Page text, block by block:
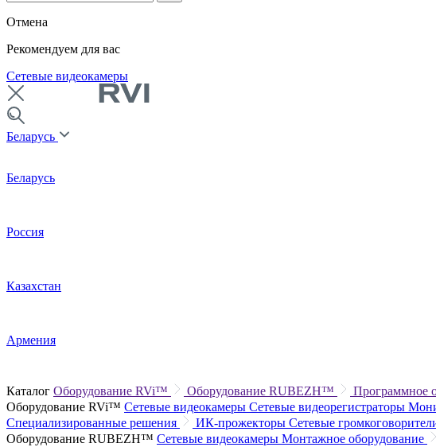
Отмена
Рекомендуем для вас
Сетевые видеокамеры
Беларусь
Беларусь
Россия
Казахстан
Армения
Каталог Оборудование RVi™ Оборудование RUBEZH™ Программное
Оборудование RVi™ Сетевые видеокамеры Сетевые видеорегистраторы
Специализированные решения
ИК-прожекторы Сетевые
Оборудование RUBEZH™ Сетевые видеокамеры Монтажное оборудование